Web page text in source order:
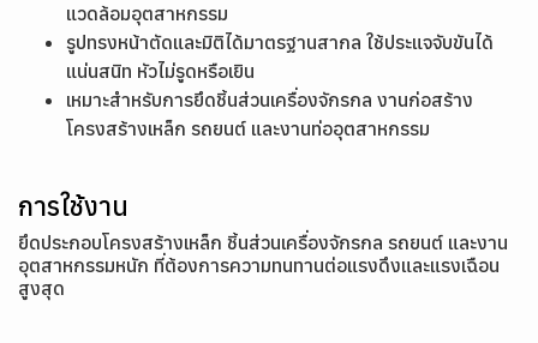
แวดล้อมอุตสาหกรรม
รูปทรงหน้าตัดและมิติได้มาตรฐานสากล ใช้ประแจจับขันได้
แน่นสนิท หัวไม่รูดหรือเยิน
เหมาะสำหรับการยึดชิ้นส่วนเครื่องจักรกล งานก่อสร้าง
โครงสร้างเหล็ก รถยนต์ และงานท่ออุตสาหกรรม
การใช้งาน
ยึดประกอบโครงสร้างเหล็ก ชิ้นส่วนเครื่องจักรกล รถยนต์ และงาน
อุตสาหกรรมหนัก ที่ต้องการความทนทานต่อแรงดึงและแรงเฉือน
สูงสุด